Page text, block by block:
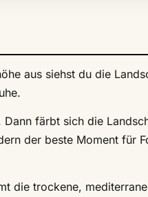
aus siehst du die
färbt sich die
der beste Moment für
die trockene, mediterrane